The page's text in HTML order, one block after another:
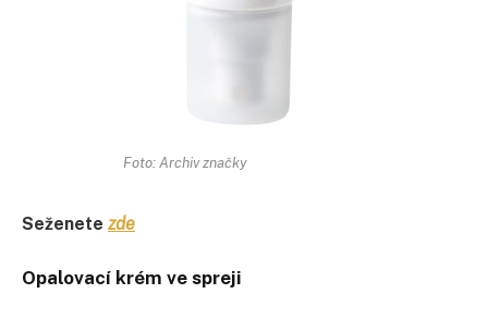
Foto: Archiv značky
Seženete zde
Opalovací krém ve spreji